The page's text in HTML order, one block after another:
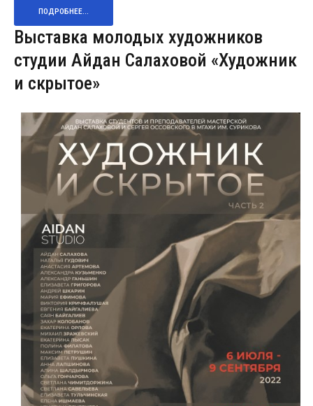
ПОДРОБНЕЕ...
Выставка молодых художников
студии Айдан Салаховой «Художник
и скрытое»